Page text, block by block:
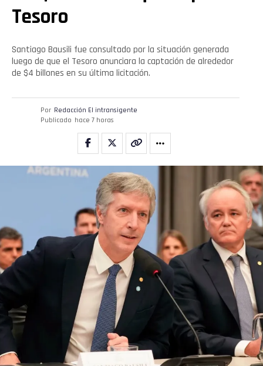
Tesoro
Santiago Bausili fue consultado por la situación generada
luego de que el Tesoro anunciara la captación de alrededor
de $4 billones en su última licitación.
Por Redacción El intransigente
Publicado hace 7 horas